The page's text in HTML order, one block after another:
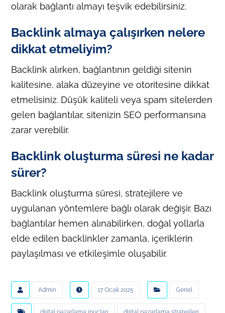
olarak bağlantı almayı teşvik edebilirsiniz.
Backlink almaya çalışırken nelere
dikkat etmeliyim?
Backlink alırken, bağlantının geldiği sitenin
kalitesine, alaka düzeyine ve otoritesine dikkat
etmelisiniz. Düşük kaliteli veya spam sitelerden
gelen bağlantılar, sitenizin SEO performansına
zarar verebilir.
Backlink oluşturma süresi ne kadar
sürer?
Backlink oluşturma süresi, stratejilere ve
uygulanan yöntemlere bağlı olarak değişir. Bazı
bağlantılar hemen alınabilirken, doğal yollarla
elde edilen backlinkler zamanla, içeriklerin
paylaşılması ve etkileşimle oluşabilir.
Admin 17 Ocak 2025 Genel